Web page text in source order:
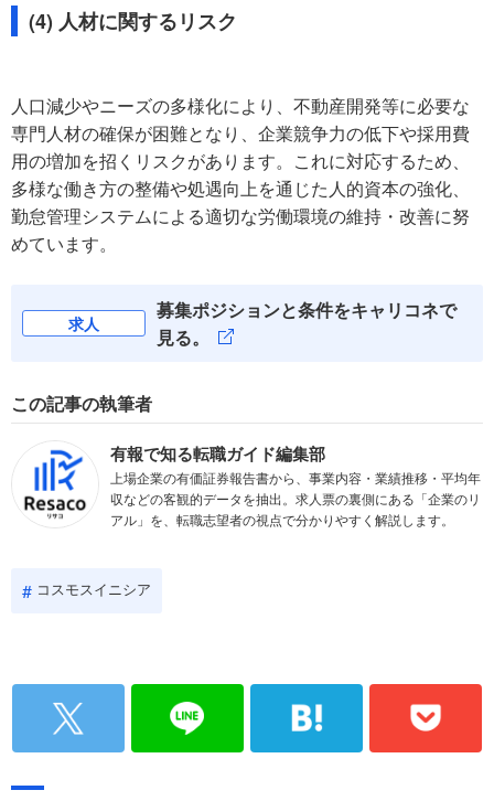
(4) 人材に関するリスク
人口減少やニーズの多様化により、不動産開発等に必要な
専門人材の確保が困難となり、企業競争力の低下や採用費
用の増加を招くリスクがあります。これに対応するため、
多様な働き方の整備や処遇向上を通じた人的資本の強化、
勤怠管理システムによる適切な労働環境の維持・改善に努
めています。
求人
募集ポジションと条件をキャリコネで
見る。
この記事の執筆者
有報で知る転職ガイド編集部
上場企業の有価証券報告書から、事業内容・業績推移・平均年
収などの客観的データを抽出。求人票の裏側にある「企業のリ
アル」を、転職志望者の視点で分かりやすく解説します。
コスモスイニシア